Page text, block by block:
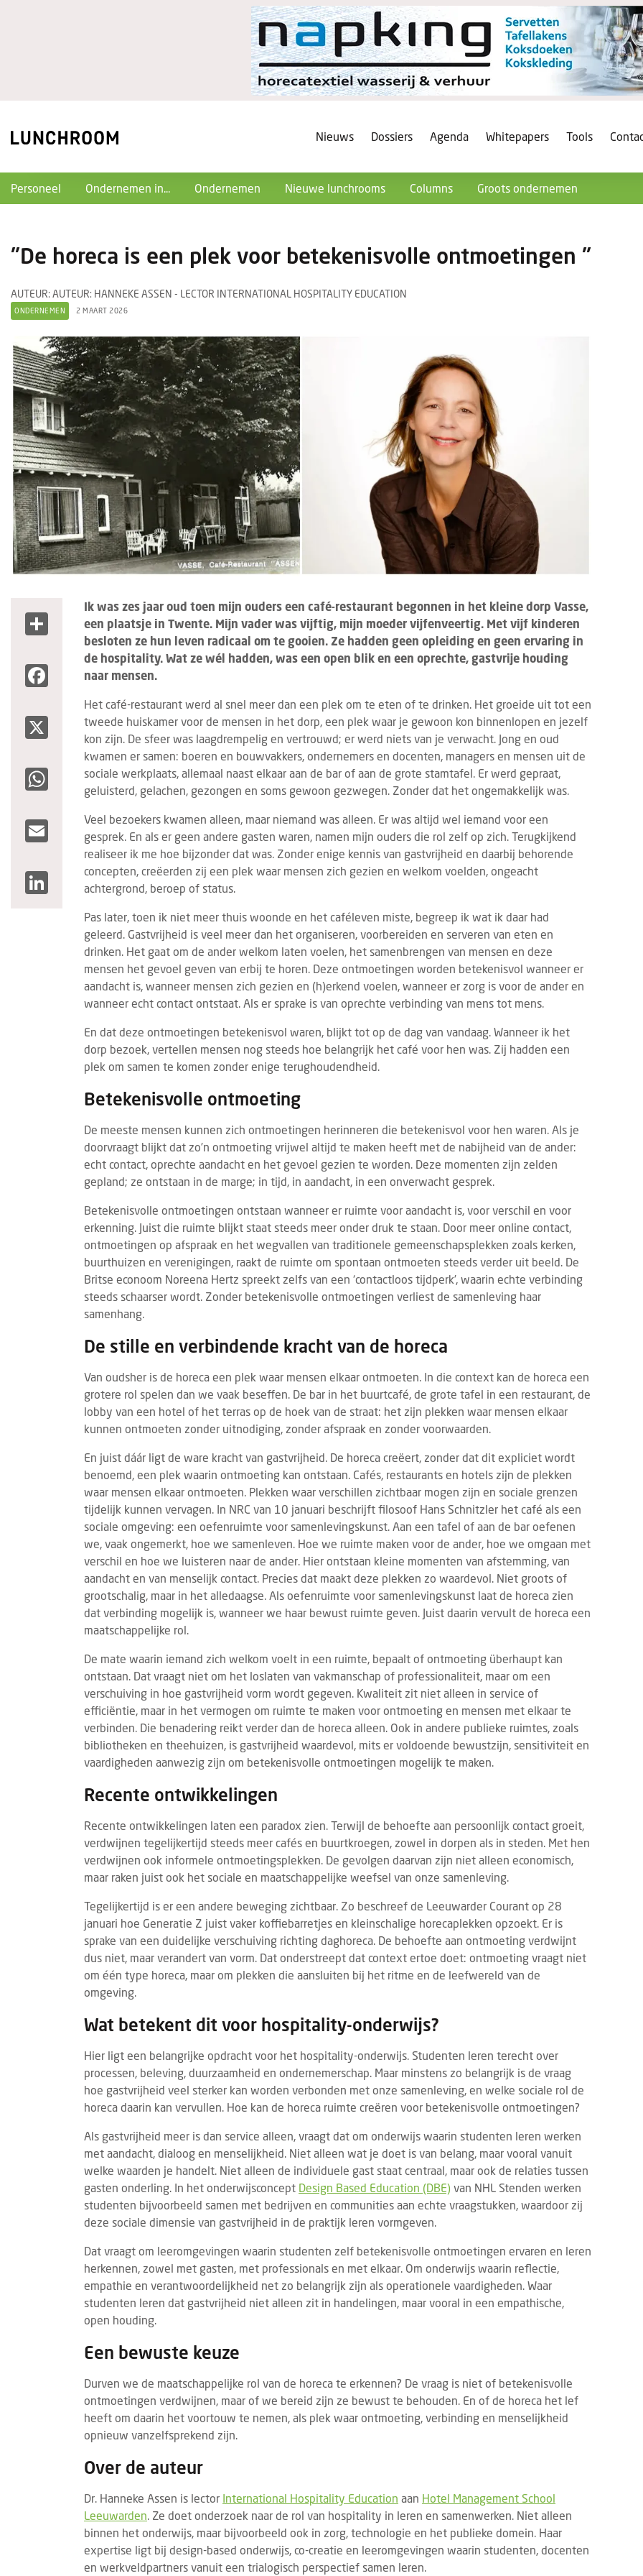
Nieuws Dossiers Agenda Whitepapers Tools
Personeel Ondernemen in... Ondernemen Nieuwe lunchrooms Columns Groots ondernemen
"De horeca is een plek voor betekenisvolle ontmoetingen "
AUTEUR: AUTEUR: HANNEKE ASSEN - LECTOR INTERNATIONAL HOSPITALITY EDUCATION
ONDERNEMEN 2 MAART 2026
Facebook
WhatsApp
LinkedIn
Ik was zes jaar oud toen mijn ouders een café-restaurant begonnen in het kleine dorp Vasse,
een plaatsje in Twente. Mijn vader was vijftig, mijn moeder vijfenveertig. Met vijf kinderen
besloten ze hun leven radicaal om te gooien. Ze hadden geen opleiding en geen ervaring in
de hospitality. Wat ze wél hadden, was een open blik en een oprechte, gastvrije houding
naar mensen.
Het café-restaurant werd al snel meer dan een plek om te eten of te drinken. Het groeide uit tot een
tweede huiskamer voor de mensen in het dorp, een plek waar je gewoon kon binnenlopen en jezelf
kon zijn. De sfeer was laagdrempelig en vertrouwd; er werd niets van je verwacht. Jong en oud
kwamen er samen: boeren en bouwvakkers, ondernemers en docenten, managers en mensen uit de
sociale werkplaats, allemaal naast elkaar aan de bar of aan de grote stamtafel. Er werd gepraat,
geluisterd, gelachen, gezongen en soms gewoon gezwegen. Zonder dat het ongemakkelijk was.
Veel bezoekers kwamen alleen, maar niemand was alleen. Er was altijd wel iemand voor een
gesprek. En als er geen andere gasten waren, namen mijn ouders die rol zelf op zich. Terugkijkend
realiseer ik me hoe bijzonder dat was. Zonder enige kennis van gastvrijheid en daarbij behorende
concepten, creëerden zij een plek waar mensen zich gezien en welkom voelden, ongeacht
achtergrond, beroep of status.
Pas later, toen ik niet meer thuis woonde en het caféleven miste, begreep ik wat ik daar had
geleerd. Gastvrijheid is veel meer dan het organiseren, voorbereiden en serveren van eten en
drinken. Het gaat om de ander welkom laten voelen, het samenbrengen van mensen en deze
mensen het gevoel geven van erbij te horen. Deze ontmoetingen worden betekenisvol wanneer er
aandacht is, wanneer mensen zich gezien en (h)erkend voelen, wanneer er zorg is voor de ander en
wanneer echt contact ontstaat. Als er sprake is van oprechte verbinding van mens tot mens.
En dat deze ontmoetingen betekenisvol waren, blijkt tot op de dag van vandaag. Wanneer ik het
dorp bezoek, vertellen mensen nog steeds hoe belangrijk het café voor hen was. Zij hadden een
plek om samen te komen zonder enige terughoudendheid.
Betekenisvolle ontmoeting
De meeste mensen kunnen zich ontmoetingen herinneren die betekenisvol voor hen waren. Als je
doorvraagt blijkt dat zo’n ontmoeting vrijwel altijd te maken heeft met de nabijheid van de ander:
echt contact, oprechte aandacht en het gevoel gezien te worden. Deze momenten zijn zelden
gepland; ze ontstaan in de marge; in tijd, in aandacht, in een onverwacht gesprek.
Betekenisvolle ontmoetingen ontstaan wanneer er ruimte voor aandacht is, voor verschil en voor
erkenning. Juist die ruimte blijkt staat steeds meer onder druk te staan. Door meer online contact,
ontmoetingen op afspraak en het wegvallen van traditionele gemeenschapsplekken zoals kerken,
buurthuizen en verenigingen, raakt de ruimte om spontaan ontmoeten steeds verder uit beeld. De
Britse econoom Noreena Hertz spreekt zelfs van een ‘contactloos tijdperk’, waarin echte verbinding
steeds schaarser wordt. Zonder betekenisvolle ontmoetingen verliest de samenleving haar
samenhang.
De stille en verbindende kracht van de horeca
Van oudsher is de horeca een plek waar mensen elkaar ontmoeten. In die context kan de horeca een
grotere rol spelen dan we vaak beseffen. De bar in het buurtcafé, de grote tafel in een restaurant, de
lobby van een hotel of het terras op de hoek van de straat: het zijn plekken waar mensen elkaar
kunnen ontmoeten zonder uitnodiging, zonder afspraak en zonder voorwaarden.
En juist dáár ligt de ware kracht van gastvrijheid. De horeca creëert, zonder dat dit expliciet wordt
benoemd, een plek waarin ontmoeting kan ontstaan. Cafés, restaurants en hotels zijn de plekken
waar mensen elkaar ontmoeten. Plekken waar verschillen zichtbaar mogen zijn en sociale grenzen
tijdelijk kunnen vervagen. In NRC van 10 januari beschrijft filosoof Hans Schnitzler het café als een
sociale omgeving: een oefenruimte voor samenlevingskunst. Aan een tafel of aan de bar oefenen
we, vaak ongemerkt, hoe we samenleven. Hoe we ruimte maken voor de ander, hoe we omgaan met
verschil en hoe we luisteren naar de ander. Hier ontstaan kleine momenten van afstemming, van
aandacht en van menselijk contact. Precies dat maakt deze plekken zo waardevol. Niet groots of
grootschalig, maar in het alledaagse. Als oefenruimte voor samenlevingskunst laat de horeca zien
dat verbinding mogelijk is, wanneer we haar bewust ruimte geven. Juist daarin vervult de horeca een
maatschappelijke rol.
De mate waarin iemand zich welkom voelt in een ruimte, bepaalt of ontmoeting überhaupt kan
ontstaan. Dat vraagt niet om het loslaten van vakmanschap of professionaliteit, maar om een
verschuiving in hoe gastvrijheid vorm wordt gegeven. Kwaliteit zit niet alleen in service of
efficiëntie, maar in het vermogen om ruimte te maken voor ontmoeting en mensen met elkaar te
verbinden. Die benadering reikt verder dan de horeca alleen. Ook in andere publieke ruimtes, zoals
bibliotheken en theehuizen, is gastvrijheid waardevol, mits er voldoende bewustzijn, sensitiviteit en
vaardigheden aanwezig zijn om betekenisvolle ontmoetingen mogelijk te maken.
Recente ontwikkelingen
Recente ontwikkelingen laten een paradox zien. Terwijl de behoefte aan persoonlijk contact groeit,
verdwijnen tegelijkertijd steeds meer cafés en buurtkroegen, zowel in dorpen als in steden. Met hen
verdwijnen ook informele ontmoetingsplekken. De gevolgen daarvan zijn niet alleen economisch,
maar raken juist ook het sociale en maatschappelijke weefsel van onze samenleving.
Tegelijkertijd is er een andere beweging zichtbaar. Zo beschreef de Leeuwarder Courant op 28
januari hoe Generatie Z juist vaker koffiebarretjes en kleinschalige horecaplekken opzoekt. Er is
sprake van een duidelijke verschuiving richting daghoreca. De behoefte aan ontmoeting verdwijnt
dus niet, maar verandert van vorm. Dat onderstreept dat context ertoe doet: ontmoeting vraagt niet
om één type horeca, maar om plekken die aansluiten bij het ritme en de leefwereld van de
omgeving.
Wat betekent dit voor hospitality-onderwijs?
Hier ligt een belangrijke opdracht voor het hospitality-onderwijs. Studenten leren terecht over
processen, beleving, duurzaamheid en ondernemerschap. Maar minstens zo belangrijk is de vraag
hoe gastvrijheid veel sterker kan worden verbonden met onze samenleving, en welke sociale rol de
horeca daarin kan vervullen. Hoe kan de horeca ruimte creëren voor betekenisvolle ontmoetingen?
Als gastvrijheid meer is dan service alleen, vraagt dat om onderwijs waarin studenten leren werken
met aandacht, dialoog en menselijkheid. Niet alleen wat je doet is van belang, maar vooral vanuit
welke waarden je handelt. Niet alleen de individuele gast staat centraal, maar ook de relaties tussen
gasten onderling. In het onderwijsconcept Design Based Education (DBE) van NHL Stenden werken
studenten bijvoorbeeld samen met bedrijven en communities aan echte vraagstukken, waardoor zij
deze sociale dimensie van gastvrijheid in de praktijk leren vormgeven.
Dat vraagt om leeromgevingen waarin studenten zelf betekenisvolle ontmoetingen ervaren en leren
herkennen, zowel met gasten, met professionals en met elkaar. Om onderwijs waarin reflectie,
empathie en verantwoordelijkheid net zo belangrijk zijn als operationele vaardigheden. Waar
studenten leren dat gastvrijheid niet alleen zit in handelingen, maar vooral in een empathische,
open houding.
Een bewuste keuze
Durven we de maatschappelijke rol van de horeca te erkennen? De vraag is niet of betekenisvolle
ontmoetingen verdwijnen, maar of we bereid zijn ze bewust te behouden. En of de horeca het lef
heeft om daarin het voortouw te nemen, als plek waar ontmoeting, verbinding en menselijkheid
opnieuw vanzelfsprekend zijn.
Over de auteur
Dr. Hanneke Assen is lector International Hospitality Education aan Hotel Management School
Leeuwarden. Ze doet onderzoek naar de rol van hospitality in leren en samenwerken. Niet alleen
binnen het onderwijs, maar bijvoorbeeld ook in zorg, technologie en het publieke domein. Haar
expertise ligt bij design-based onderwijs, co-creatie en leeromgevingen waarin studenten, docenten
en werkveldpartners vanuit een trialogisch perspectief samen leren.
De komende weken richten wij de
spotlights op: Franchise
In onze Spotlightweken over franchise
duiken we in de wereld van
formuleondernemerschap binnen de
horeca. Van de voordelen en uitdagingen
van franchis...
Gastvrij Rotterdam 2026: laatste
standupdates en must-sees
Van 21 tot en met 23 september 2026
vindt de 13e editie van Gastvrij Rotterdam
plaats in Rotterdam Ahoy. Het is dé
horecavakbeurs voor ambitieu...
Dudok Rotterdam
Breakfast
De dag begint voortaan
Dudok. Met de
Breakfast geeft Dudok
eigentijdse invulling aan
BRANDED CONTENT EVENTS 28 JULI 2025
Thematische paviljoens op Gastvrij
Rotterdam belichten horecatrends
Tijdens Gastvrij Rotterdam, van 22 tot en
met 24 september 2025, vormen de
themapaviljoens opnieuw een
Inschrijving Horecava Awards 2027
geopend
De inschrijving voor de Horecava Awards
2027 is geopend. Vanaf vandaag kunnen
bedrijven, startups en ondernemers uit de
Wat Temper-
gen Z en flexibele
2026
Er gaan veel verhalen